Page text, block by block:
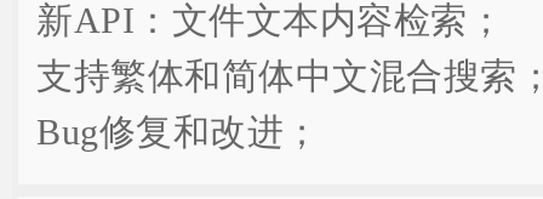
新API：文件文本内容检索；
支持繁体和简体中文混合搜索
Bug修复和改进；